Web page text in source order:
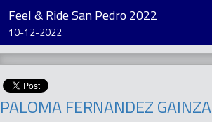
Feel & Ride San Pedro 2022
10-12-2022
PALOMA FERNANDEZ GAINZA